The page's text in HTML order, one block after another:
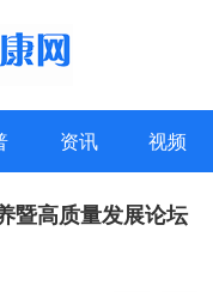
资讯 视频
暨高质量发展论坛